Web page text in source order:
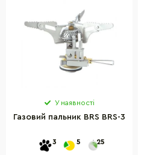
У наявності
Газовий пальник BRS BRS-3
3 5 25